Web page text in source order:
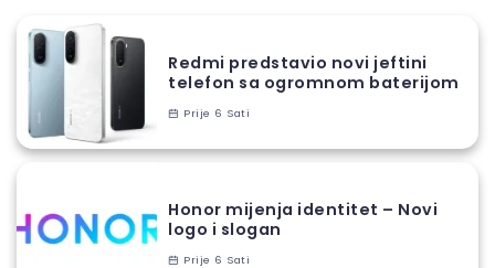
Redmi predstavio novi jeftini
telefon sa ogromnom baterijom
Prije 6 Sati
Honor mijenja identitet – Novi
logo i slogan
Prije 6 Sati